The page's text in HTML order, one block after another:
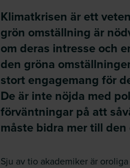
Klimatkrisen är ett
grön omställning är
om deras intresse och
den gröna
stort engagemang för
De är inte nöjda med
förväntningar på att
måste bidra mer till
Sju av tio akademiker är